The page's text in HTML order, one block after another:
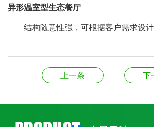
异形温室型生态餐厅
结构随意性强，可根据客户需求设计
上一条 下